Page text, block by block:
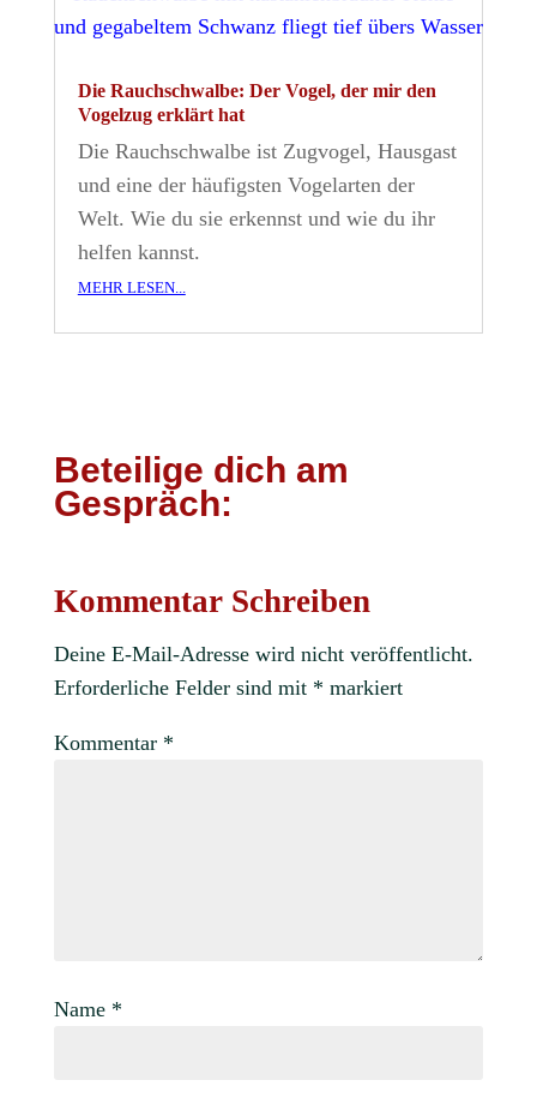
Die Rauchschwalbe: Der Vogel, der mir den
Vogelzug erklärt hat
Die Rauchschwalbe ist Zugvogel, Hausgast
und eine der häufigsten Vogelarten der
Welt. Wie du sie erkennst und wie du ihr
helfen kannst.
mehr lesen...
Beteilige dich am
Gespräch:
Kommentar Schreiben
Deine E-Mail-Adresse wird nicht veröffentlicht.
Erforderliche Felder sind mit * markiert
Kommentar *
Name *